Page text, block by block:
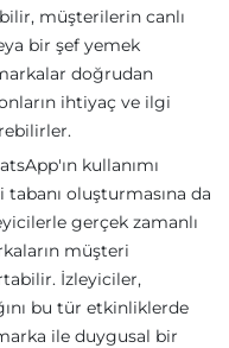
müşterilerin canlı
bir şef yemek
doğrudan
ihtiyaç ve ilgi
kullanımı
tabanı oluşturmasına da
gerçek zamanlı
müşteri
İzleyiciler,
bu tür etkinliklerde
ile duygusal bir